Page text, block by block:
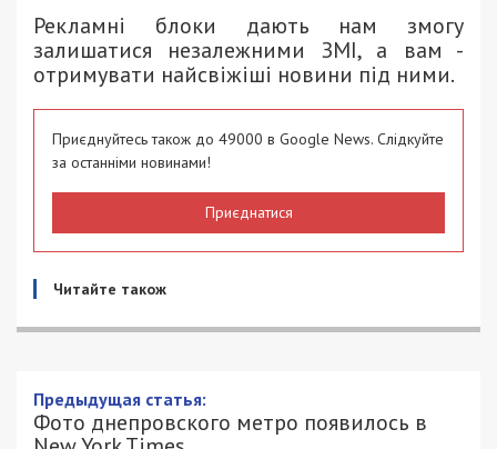
Рекламні блоки дають нам змогу
залишатися незалежними ЗМІ, а вам -
отримувати найсвіжіші новини під ними.
Приєднуйтесь також до 49000 в Google News. Слідкуйте
за останніми новинами!
Приєднатися
Читайте також
Фото днепровского метро появилось в
New York Times